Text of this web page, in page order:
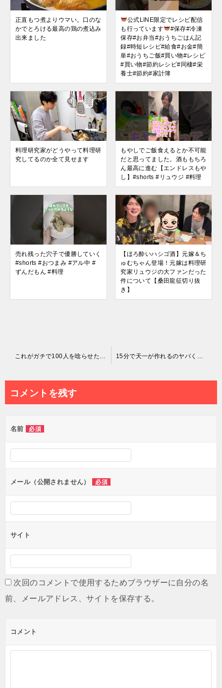
正直もつ煮よりウマい。口のな
かでとろける最高の鶏の煮込み
出来ました
公式LINE限定でレシピ配信
も行っています
#保存#冷凍
保存#お弁当#おうちごはん記
録#時短レシピ#給食#お金#簡
単#おうちご飯#買い物#レシピ
#買い物#節約レシピ#同棲#栄
養士#節約#家計簿
料理研究家がどうやって料理研
究してるのか全て見せます
もやしでご飯食えるとか不可能
だと思ってました。酒ももちろ
ん最高に進む【エンドレスもや
し】#shorts #リュウジ #料理
売れ残った穴子で優勝していく
#shorts #おつまみ #アル中 #
ずんだもん #料理
【ほろ酔いハシゴ酒】元嫁＆ち
ゅむちゃん登場！元嫁は料理研
究家リュウジの大ファンだった
件について【桑田龍征切り抜
き】
ビ
ー
シ
ョ
ン
コメントを残す
名前 必須
メール（公開されません） 必須
サイト
次回のコメントで使用するためブラウザーに自分の名
前、メールアドレス、サイトを保存する。
コメント